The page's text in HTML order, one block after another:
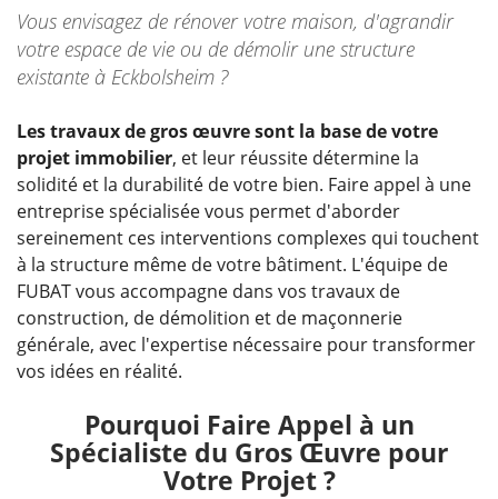
Vous envisagez de rénover votre maison, d'agrandir
votre espace de vie ou de démolir une structure
existante à Eckbolsheim ?
Les travaux de gros œuvre sont la base de votre
projet immobilier, et leur réussite détermine la
solidité et la durabilité de votre bien. Faire appel à une
entreprise spécialisée vous permet d'aborder
sereinement ces interventions complexes qui touchent
à la structure même de votre bâtiment. L'équipe de
FUBAT vous accompagne dans vos travaux de
construction, de démolition et de maçonnerie
générale, avec l'expertise nécessaire pour transformer
vos idées en réalité.
Pourquoi Faire Appel à un
Spécialiste du Gros Œuvre pour
Votre Projet ?